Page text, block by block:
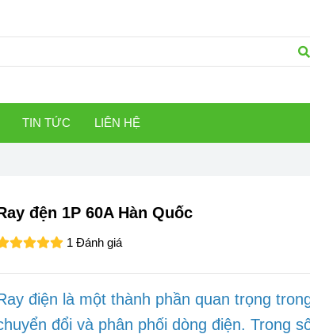
TIN TỨC LIÊN HỆ
đện 1P 60A Hàn Quốc
1 Đánh giá
điện là một thành phần quan trọng
đổi và phân phối dòng điện. Trong